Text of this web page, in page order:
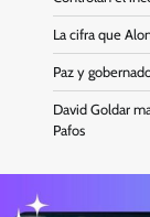
La cifra que
Paz y
David Goldar
Pafos